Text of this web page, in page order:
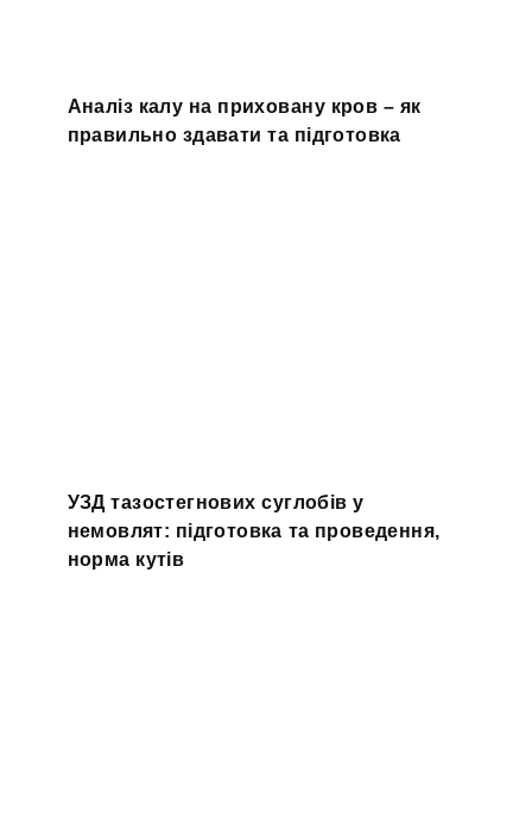
Аналіз калу на приховану кров – як
правильно здавати та підготовка
УЗД тазостегнових суглобів у
немовлят: підготовка та проведення,
норма кутів